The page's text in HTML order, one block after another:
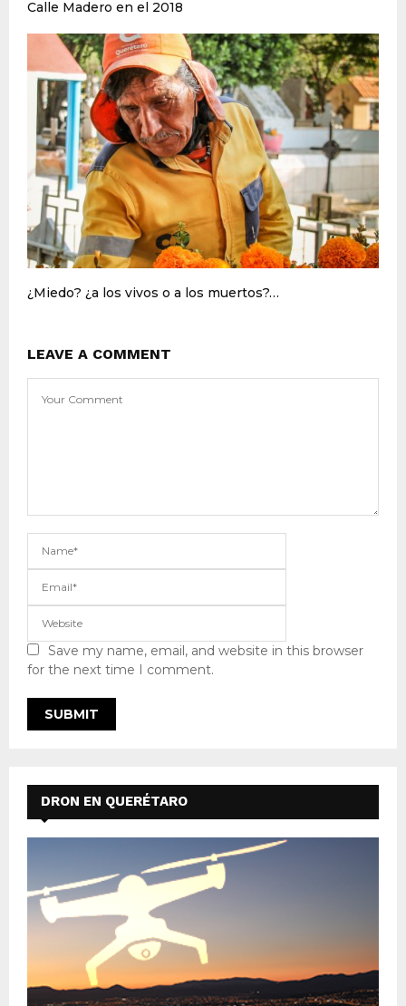
Calle Madero en el 2018
¿Miedo? ¿a los vivos o a los muertos?…
LEAVE A COMMENT
Save my name, email, and website in this browser
for the next time I comment.
DRON EN QUERÉTARO